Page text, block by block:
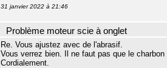
31 janvier 2022 à 21:46
Problème moteur scie à onglet
Re. Vous ajustez avec de l'abrasif.
Vous verrez bien. Il ne faut pas que le
Cordialement.